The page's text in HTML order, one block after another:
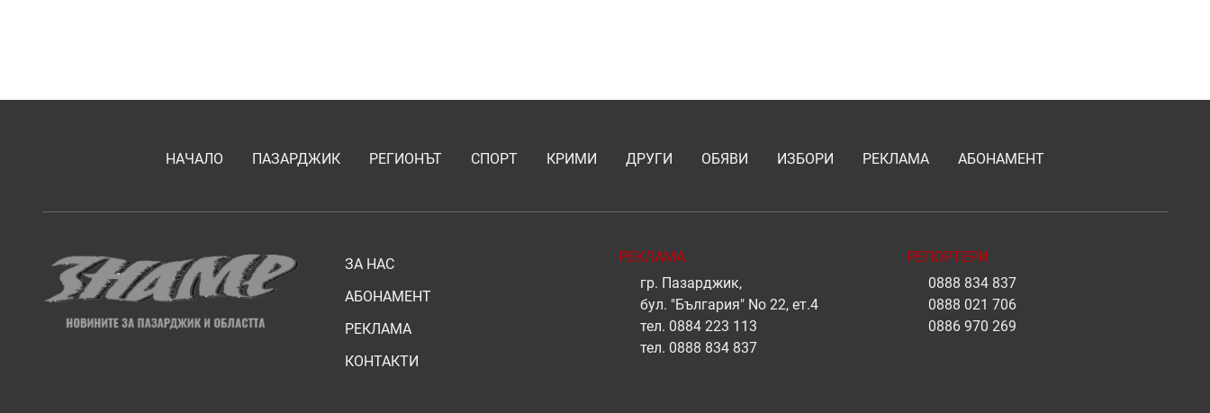
НАЧАЛО ПАЗАРДЖИК РЕГИОНЪТ СПОРТ КРИМИ ДРУГИ ОБЯВИ ИЗБОРИ РЕКЛАМА АБОНАМЕНТ
ЗА НАС
АБОНАМЕНТ
РЕКЛАМА
КОНТАКТИ
РЕКЛАМА
гр. Пазарджик,
бул. "България" No 22, ет.4
тел. 0884 223 113
тел. 0888 834 837
РЕПОРТЕРИ
0888 834 837
0888 021 706
0886 970 269